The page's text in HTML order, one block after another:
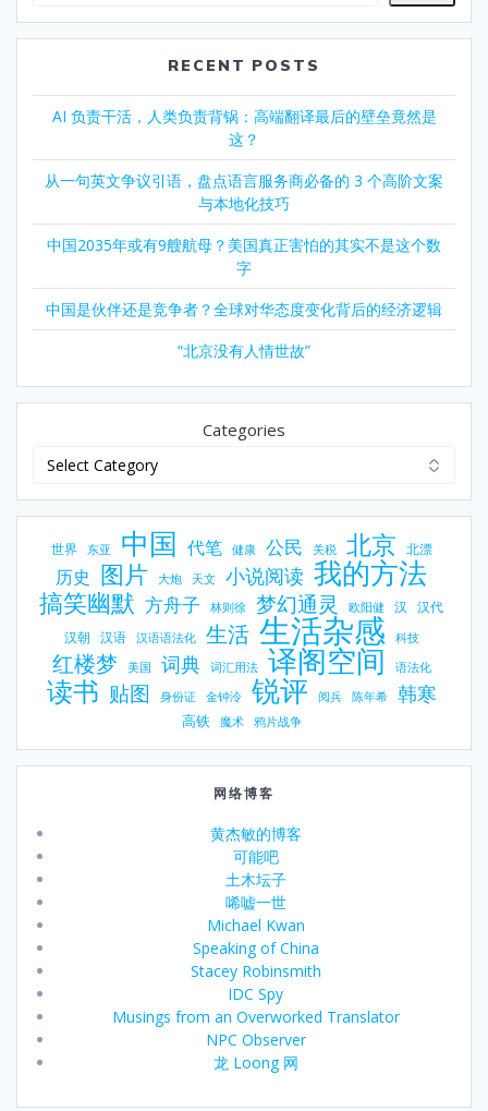
RECENT POSTS
AI 负责干活，人类负责背锅：高端翻译最后的壁垒竟然是
这？
从一句英文争议引语，盘点语言服务商必备的 3 个高阶文案
与本地化技巧
中国2035年或有9艘航母？美国真正害怕的其实不是这个数
字
中国是伙伴还是竞争者？全球对华态度变化背后的经济逻辑
“北京没有人情世故”
Categories
世界 东亚 中国 代笔 健康 公民 关税 北京 北漂
历史 图片 大炮 天文 小说阅读 我的方法
搞笑幽默 方舟子 林则徐 梦幻通灵 欧阳健 汉 汉代
汉朝 汉语 汉语语法化 生活 生活杂感 科技
红楼梦 美国 词典 词汇用法 译阁空间 语法化
读书 贴图 身份证 金钟泠 锐评 阅兵 陈年希 韩寒
高铁 魔术 鸦片战争
网络博客
黄杰敏的博客
可能吧
土木坛子
唏嘘一世
Michael Kwan
Speaking of China
Stacey Robinsmith
IDC Spy
Musings from an Overworked Translator
NPC Observer
龙 Loong 网